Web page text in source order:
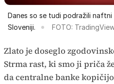
Danes so se tudi podražili
Sloveniji.
FOTO:
Zlato je doseglo
Strma rast, ki smo ji priča
da centralne banke